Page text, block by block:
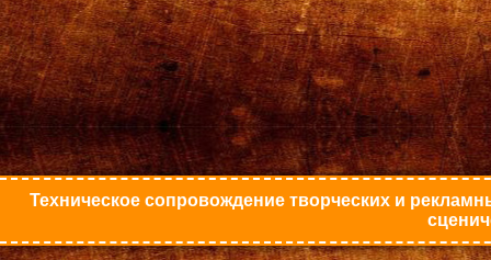
Техническое сопровождение творческих и